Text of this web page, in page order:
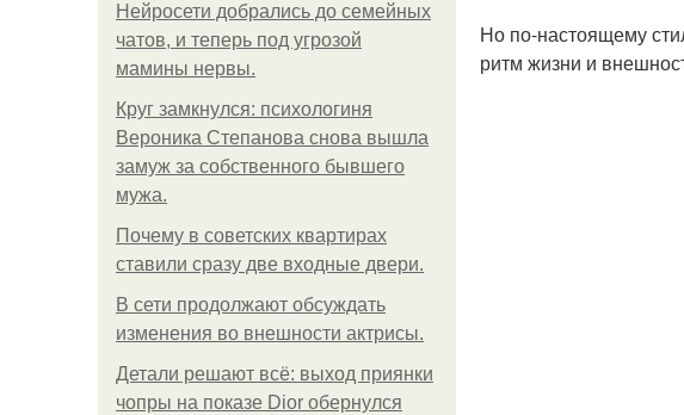
Нейросети добрались до семейных
чатов, и теперь под угрозой
мамины нервы.
Круг замкнулся: психологиня
Вероника Степанова снова вышла
замуж за собственного бывшего
мужа.
Почему в советских квартирах
ставили сразу две входные двери.
В сети продолжают обсуждать
изменения во внешности актрисы.
Детали решают всё: выход приянки
чопры на показе Dior обернулся
Но по-настоящему
ритм жизни и